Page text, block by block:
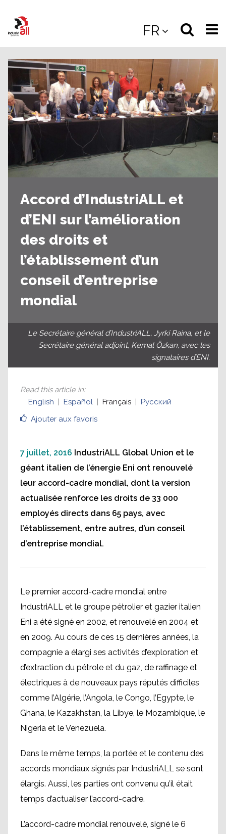
main
FR
Select
the
site
Accord d’IndustriALL et
d’ENI sur l’amélioration
des droits et
l’établissement d’un
conseil d’entreprise
mondial
Le Secrétaire général d’IndustriALL, Jyrki Raina, et le
Secrétaire général adjoint, Kemal Özkan, avec les
signataires d’ENI.
Ajouter aux favoris
Read this article in:
English
Español Français Русский
7 juillet, 2016 IndustriALL Global Union et le
géant italien de l’énergie Eni ont renouvelé
leur accord-cadre mondial, dont la version
actualisée renforce les droits de 33 000
employés directs dans 65 pays, avec
l’établissement, entre autres, d’un conseil
d’entreprise mondial.
Le premier accord-cadre mondial entre
IndustriALL et le groupe pétrolier et gazier italien
Eni a été signé en 2002, et renouvelé en 2004 et
en 2009. Au cours de ces 15 dernières années, la
compagnie a élargi ses activités d’exploration et
d’extraction du pétrole et du gaz, de raffinage et
électriques à de nouveaux pays réputés difficiles
comme l’Algérie, l’Angola, le Congo, l’Egypte, le
Ghana, le Kazakhstan, la Libye, le Mozambique, le
Nigeria et le Venezuela.
Dans le même temps, la portée et le contenu des
accords mondiaux signés par IndustriALL se sont
élargis. Aussi, les parties ont convenu qu’il était
temps d’actualiser l’accord-cadre.
L’accord-cadre mondial renouvelé, signé le 6